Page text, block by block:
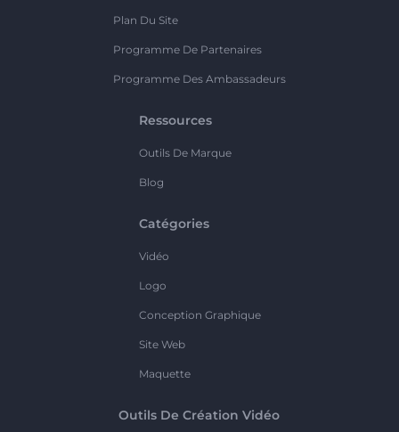
Plan Du Site
Programme De Partenaires
Programme Des Ambassadeurs
Ressources
Outils De Marque
Blog
Catégories
Vidéo
Logo
Conception Graphique
Site Web
Maquette
Outils De Création Vidéo